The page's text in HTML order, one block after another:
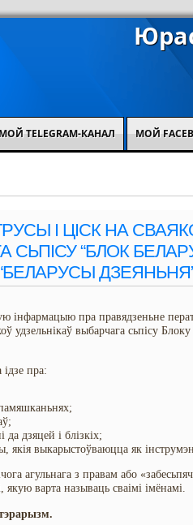
МОЙ TELEGRAM-КАНАЛ МОЙ
І ЦІСК НА
СЬПІСУ “БЛОК
інфармацыю пра правядзеньне
удзельнікаў выбарчага сьпісу
пра:
дзяцей і блізкіх;
якія выкарыстоўваюцца як
агульнага з правам або
варта называць сваімі імёнамі.